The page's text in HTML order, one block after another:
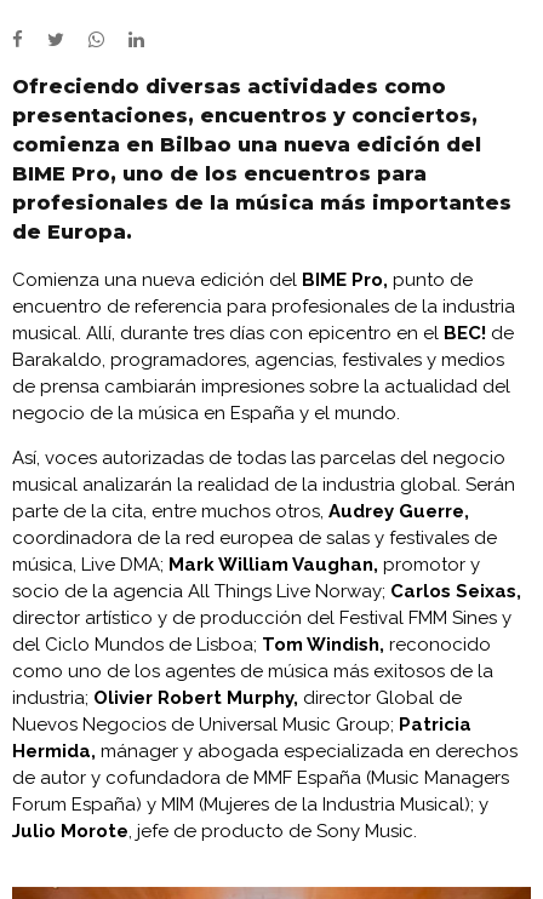
Ofreciendo diversas actividades como
presentaciones, encuentros y conciertos,
comienza en Bilbao una nueva edición del
BIME Pro, uno de los encuentros para
profesionales de la música más importantes
de Europa.
Comienza una nueva edición del BIME Pro, punto de
encuentro de referencia para profesionales de la industria
musical. Allí, durante tres días con epicentro en el BEC! de
Barakaldo, programadores, agencias, festivales y medios
de prensa cambiarán impresiones sobre la actualidad del
negocio de la música en España y el mundo.
Así, voces autorizadas de todas las parcelas del negocio
musical analizarán la realidad de la industria global. Serán
parte de la cita, entre muchos otros, Audrey Guerre,
coordinadora de la red europea de salas y festivales de
música, Live DMA; Mark William Vaughan, promotor y
socio de la agencia All Things Live Norway; Carlos Seixas,
director artístico y de producción del Festival FMM Sines y
del Ciclo Mundos de Lisboa; Tom Windish, reconocido
como uno de los agentes de música más exitosos de la
industria; Olivier Robert Murphy, director Global de
Nuevos Negocios de Universal Music Group; Patricia
Hermida, mánager y abogada especializada en derechos
de autor y cofundadora de MMF España (Music Managers
Forum España) y MIM (Mujeres de la Industria Musical); y
Julio Morote, jefe de producto de Sony Music.